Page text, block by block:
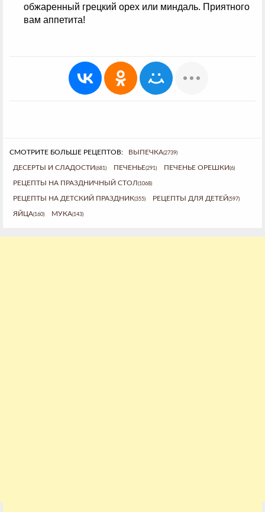
обжаренный грецкий орех или миндаль. Приятного
вам аппетита!
СМОТРИТЕ БОЛЬШЕ РЕЦЕПТОВ: ВЫПЕЧКА(2739)
ДЕСЕРТЫ И СЛАДОСТИ (681) ПЕЧЕНЬЕ(291) ПЕЧЕНЬЕ ОРЕШКИ (6)
РЕЦЕПТЫ НА ПРАЗДНИЧНЫЙ СТОЛ (1068)
РЕЦЕПТЫ НА ДЕТСКИЙ ПРАЗДНИК(355) РЕЦЕПТЫ ДЛЯ ДЕТЕЙ (597)
ЯЙЦА(160) МУКА(143)